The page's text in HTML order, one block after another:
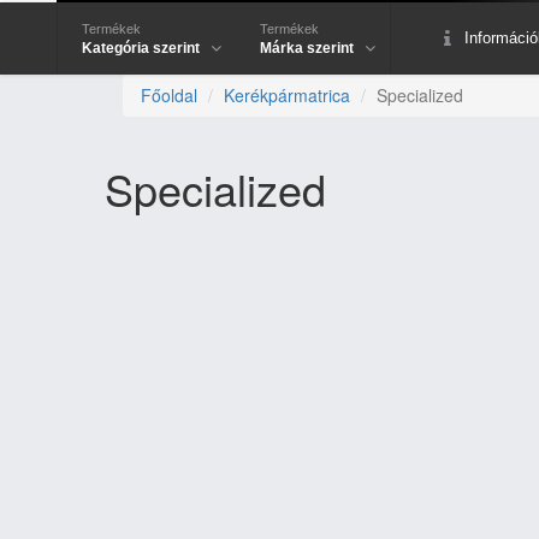
Termékek
Kategória szerint
Termékek
Márka szerint
Főoldal Kerékpármatrica Specialized
Specialized